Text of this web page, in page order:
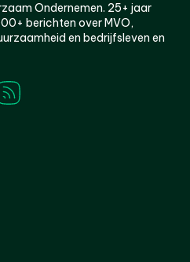
Ondernemen. 25+ jaar
berichten over MVO,
en bedrijfsleven en